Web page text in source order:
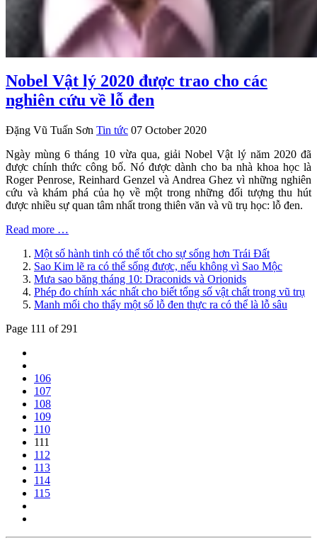
Nobel Vật lý 2020 được trao cho các
nghiên cứu về lỗ đen
Đặng Vũ Tuấn Sơn Tin tức 07 October 2020
Ngày mùng 6 tháng 10 vừa qua, giải Nobel Vật lý năm 2020 đã
được chính thức công bố. Nó được dành cho ba nhà khoa học là
Roger Penrose, Reinhard Genzel và Andrea Ghez vì những nghiên
cứu và khám phá của họ về một trong những đối tượng thu hút
được nhiều sự quan tâm nhất trong thiên văn và vũ trụ học: lỗ đen.
Read more …
Một số hành tinh có thể tốt cho sự sống hơn Trái Đất
Sao Kim lẽ ra có thể sống được, nếu không vì Sao Mộc
Mưa sao băng tháng 10: Draconids và Orionids
Phép đo chính xác nhất cho biết tổng số vật chất trong vũ trụ
Manh mối cho thấy một số lỗ đen thực ra có thể là lỗ sâu
Page 111 of 291
106
107
108
109
110
111
112
113
114
115